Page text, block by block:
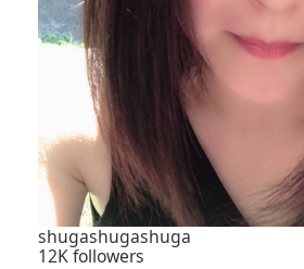
shugashugashuga
12K followers